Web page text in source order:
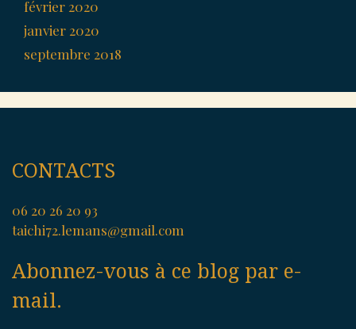
février 2020
janvier 2020
septembre 2018
CONTACTS
06 20 26 20 93
taichi72.lemans@gmail.com
Abonnez-vous à ce blog par e-
mail.